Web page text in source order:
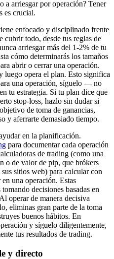
a arriesgar por operación? Tener
es crucial.
enfocado y disciplinado frente
cubrir todo, desde tus reglas de
arriesgar más del 1-2% de tu
cómo determinarás los tamaños
abrir o cerrar una operación.
luego opera el plan. Esto significa
una operación, síguelo — no
tu estrategia. Si tu plan dice que
stop-loss, hazlo sin dudar si
de toma de ganancias,
y aferrarte demasiado tiempo.
en la planificación.
para documentar cada operación
de trading (como una
o de valor de pip, que brókers
sitios web) para calcular con
una operación. Estas
decisiones basadas en
operar de manera decisiva
eliminas gran parte de la toma
buenos hábitos. En
y síguelo diligentemente,
tus resultados de trading.
y directo